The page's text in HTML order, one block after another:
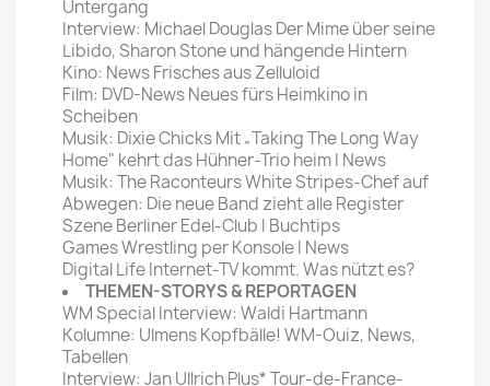
Untergang
Interview: Michael Douglas Der Mime über seine
Libido, Sharon Stone und hängende Hintern
Kino: News Frisches aus Zelluloid
Film: DVD-News Neues fürs Heimkino in
Scheiben
Musik: Dixie Chicks Mit „Taking The Long Way
Home" kehrt das Hühner-Trio heim I News
Musik: The Raconteurs White Stripes-Chef auf
Abwegen: Die neue Band zieht alle Register
Szene Berliner Edel-Club I Buchtips
Games Wrestling per Konsole I News
Digital Life Internet-TV kommt. Was nützt es?
THEMEN-STORYS & REPORTAGEN
WM Special Interview: Waldi Hartmann
Kolumne: Ulmens Kopfbälle! WM-Ouiz, News,
Tabellen
Interview: Jan Ullrich Plus* Tour-de-France-